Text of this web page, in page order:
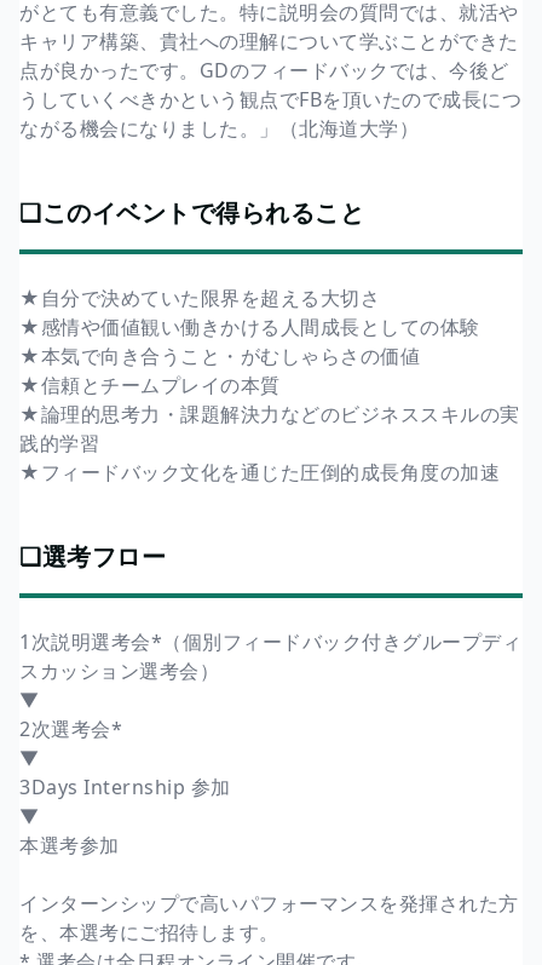
がとても有意義でした。特に説明会の質問では、就活や
キャリア構築、貴社への理解について学ぶことができた
点が良かったです。GDのフィードバックでは、今後ど
うしていくべきかという観点でFBを頂いたので成長につ
ながる機会になりました。」（北海道大学）
❏このイベントで得られること
★自分で決めていた限界を超える大切さ
★感情や価値観い働きかける人間成長としての体験
★本気で向き合うこと・がむしゃらさの価値
★信頼とチームプレイの本質
★論理的思考力・課題解決力などのビジネススキルの実
践的学習
★フィードバック文化を通じた圧倒的成長角度の加速
❏選考フロー
1次説明選考会*（個別フィードバック付きグループディ
スカッション選考会）
▼
2次選考会*
▼
3Days Internship 参加
▼
本選考参加
インターンシップで高いパフォーマンスを発揮された方
を、本選考にご招待します。